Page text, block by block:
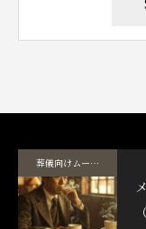
葬儀向けムービーテンプレート